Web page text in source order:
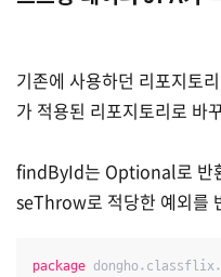
기존에 사용하던 리포지토
가 적용된 리포지토리로 바
findById는 Optional로 반
seThrow로 적당한 예외를
package